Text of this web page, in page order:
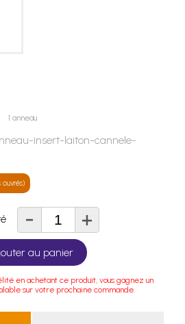
1 anneau
insert-laiton-cannele-
ouvrés)
- +
au panier
en achetant ce produit, vous gagnez un
sur votre prochaine commande.